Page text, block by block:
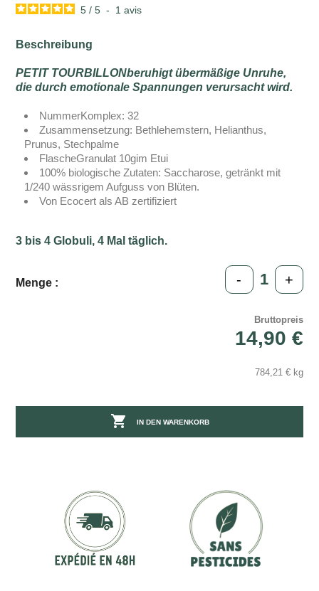
5 / 5 - 1avis
Beschreibung
PETIT TOURBILLONberuhigt übermäßige Unruhe,
die durch emotionale Spannungen verursacht wird.
NummerKomplex: 32
Zusammensetzung: Bethlehemstern, Helianthus,
Prunus, Stechpalme
FlascheGranulat 10gim Etui
100% biologische Zutaten: Saccharose, getränkt mit
1/240 wässrigem Aufguss von Blüten.
Von Ecocert als AB zertifiziert
3 bis 4 Globuli, 4 Mal täglich.
Menge : - +
Bruttopreis
14,90 €
784,21 € kg
 IN DEN WARENKORB